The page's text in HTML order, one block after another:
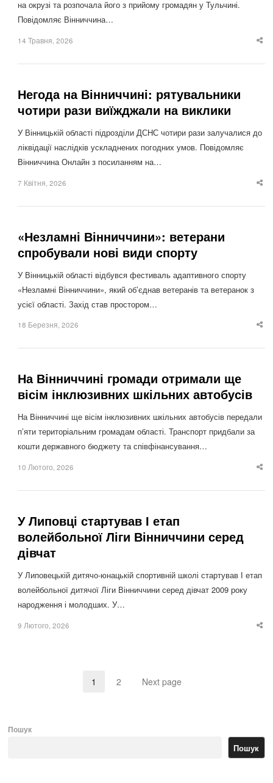
на окрузі та розпочала його з прийому громадян у Тульчині.
Повідомляє Вінниччина…
14 Травня, 2026
Негода на Вінниччині: рятувальники
чотири рази виїжджали на виклики
У Вінницькій області підрозділи ДСНС чотири рази залучалися до
ліквідації наслідків ускладнених погодних умов. Повідомляє
Вінниччина Онлайн з посиланням на…
7 Квітня, 2026
«Незламні Вінниччини»: ветерани
спробували нові види спорту
У Вінницькій області відбувся фестиваль адаптивного спорту
«Незламні Вінниччини», який об’єднав ветеранів та ветеранок з
усієї області. Захід став простором…
18 Березня, 2026
На Вінниччині громади отримали ще
вісім інклюзивних шкільних автобусів
На Вінниччині ще вісім інклюзивних шкільних автобусів передали
п’яти територіальним громадам області. Транспорт придбали за
кошти державного бюджету та співфінансування…
10 Лютого, 2026
У Липовці стартував І етап
волейбольної Ліги Вінниччини серед
дівчат
У Липовецькій дитячо-юнацькій спортивній школі стартував І етап
волейбольної дитячої Ліги Вінниччини серед дівчат 2009 року
народження і молодших. У…
9 Лютого, 2026
Page
1 Page
2 Next page
Пошук
Пошук